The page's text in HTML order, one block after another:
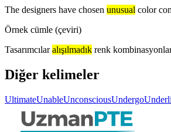
The designers have chosen unusual color
Örnek cümle (çeviri)
Tasarımcılar alışılmadık renk
Diğer kelimeler
UltimateUnableUnconsciousUndergo